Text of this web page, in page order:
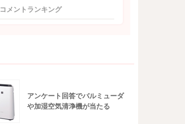
コメントランキング
アンケート回答でバルミューダ
や加湿空気清浄機が当たる